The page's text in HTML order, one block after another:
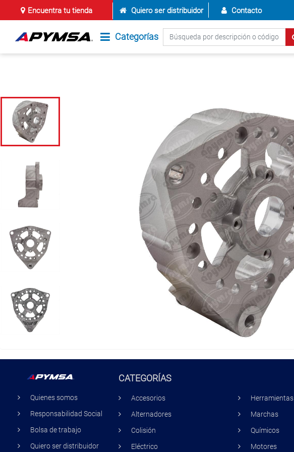
Encuentra tu tienda Quiero ser distribuidor Contacto
Categorías
Quienes somos
Responsabilidad Social
Bolsa de trabajo
Quiero ser distribuidor
CATEGORÍAS
Accesorios
Alternadores
Colisión
Eléctrico
Herramientas
Marchas
Químicos
Motores